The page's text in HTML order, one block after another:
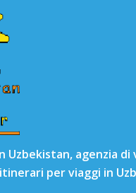
Uzbekistan, agenzia di
per viaggi in